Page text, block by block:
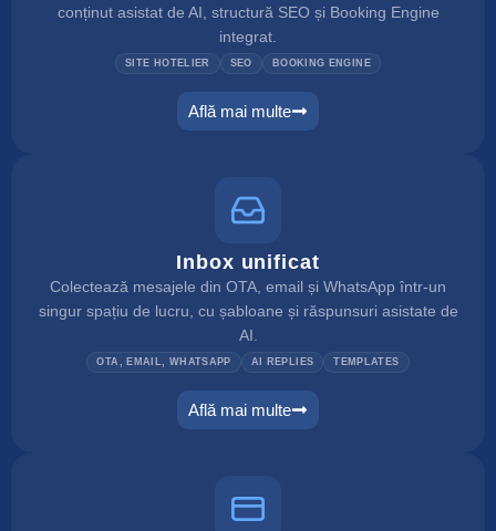
conținut asistat de AI, structură SEO și Booking Engine
integrat.
SITE HOTELIER SEO BOOKING ENGINE
Află mai multe
website builder
Inbox unificat
Colectează mesajele din OTA, email și WhatsApp într-un
singur spațiu de lucru, cu șabloane și răspunsuri asistate de
AI.
OTA, EMAIL, WHATSAPP AI REPLIES TEMPLATES
Află mai multe
unified inbox